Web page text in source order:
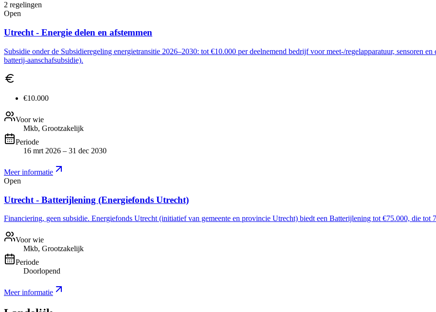
2 regelingen
Open
Utrecht - Energie delen en afstemmen
Subsidie onder de Subsidieregeling energietransitie 2026–2030: tot €10.000 per deelnemend bedrijf voor meet-/regelapparatuur, sensoren
batterij-aanschafsubsidie).
€10.000
Voor wie
Mkb, Grootzakelijk
Periode
16 mrt 2026 – 31 dec 2030
Meer informatie
Open
Utrecht - Batterijlening (Energiefonds Utrecht)
Financiering, geen subsidie. Energiefonds Utrecht (initiatief van gemeente en provincie Utrecht) biedt een Batterijlening tot €75.000, die tot
Voor wie
Mkb, Grootzakelijk
Periode
Doorlopend
Meer informatie